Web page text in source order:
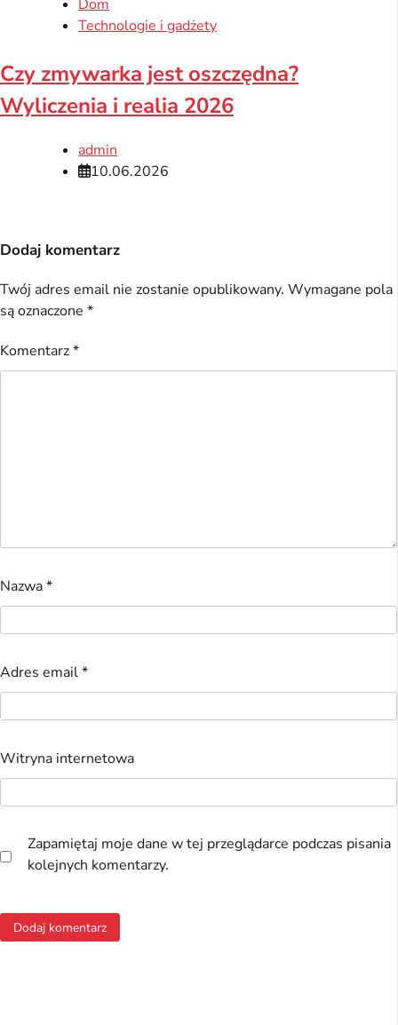
Dom
Technologie i gadżety
Czy zmywarka jest oszczędna?
Wyliczenia i realia 2026
admin
10.06.2026
Dodaj komentarz
Twój adres email nie zostanie opublikowany. Wymagane pola
są oznaczone *
Komentarz*
Nazwa*
Adres email*
Witryna internetowa
Zapamiętaj moje dane w tej przeglądarce podczas pisania
kolejnych komentarzy.